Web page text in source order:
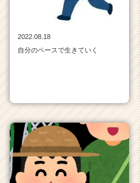
r
2022.08.18
自分のペースで生きていく